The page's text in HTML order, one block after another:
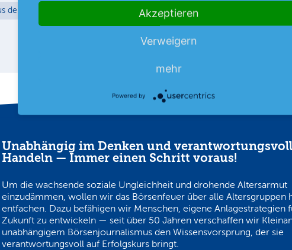
dem Anlegermagazin Aus dem Anlegermagazin
Unabhängig im Denken und
Handeln — Immer einen Schritt voraus!
Um die wachsende soziale Ungleichheit und drohende Altersarmut
einzudämmen, wollen wir das Börsenfeuer über alle Altersgruppen
entfachen. Dazu befähigen wir Menschen, eigene Anlagestrategien
Zukunft zu entwickeln — seit über 50 Jahren verschaffen wir
unabhängigem Börsenjournalismus den Wissensvorsprung, der sie
verantwortungsvoll auf Erfolgskurs bringt.
Akzeptieren
Verweigern
mehr
Powered by